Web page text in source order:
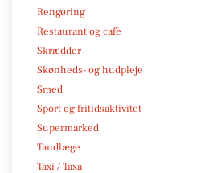
Rengøring
Restaurant og café
Skrædder
Skønheds- og hudpleje
Smed
Sport og fritidsaktivitet
Supermarked
Tandlæge
Taxi / Taxa